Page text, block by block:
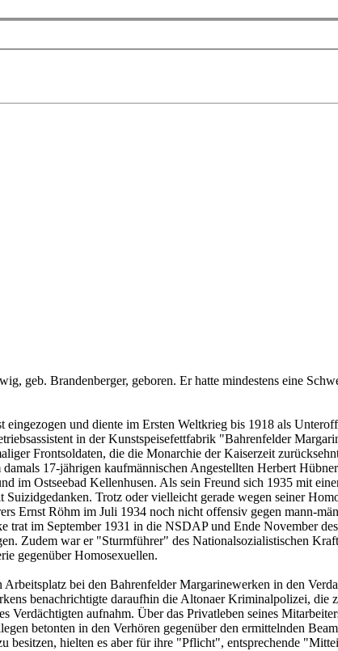
geb. Brandenberger, geboren. Er hatte mindestens eine
und diente im Ersten Weltkrieg bis 1918 als
in der Kunstspeisefettfabrik "Bahrenfelder
Frontsoldaten, die die Monarchie der Kaiserzeit
17-jährigen kaufmännischen Angestellten Herbert
Ostseebad Kellenhusen. Als sein Freund sich 1935 mit
Trotz oder vielleicht gerade wegen seiner
Ernst Röhm im Juli 1934 noch nicht offensiv gegen mann-
im September 1931 in die NSDAP und Ende November
Zudem war er "Sturmführer" des Nationalsozialistischen
gegenüber Homosexuellen.
bei den Bahrenfelder Margarinewerken in den
benachrichtigte daraufhin die Altonaer Kriminalpolizei, die
aufnahm. Über das Privatleben seines
betonten in den Verhören gegenüber den ermittelnden
hielten es aber für ihre "Pflicht", entsprechende